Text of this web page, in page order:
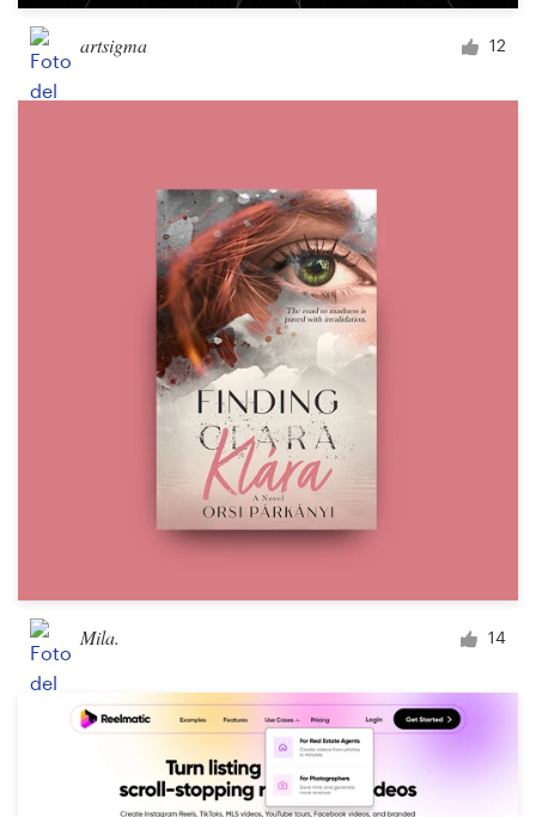
artsigma 12
Mila. 14